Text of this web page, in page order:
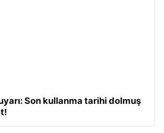
Son kullanma tarihi dolmuş